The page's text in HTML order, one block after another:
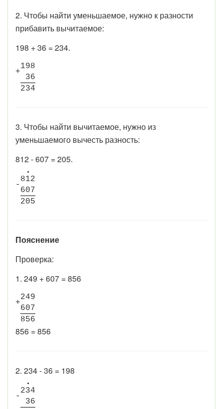
2. Чтобы найти уменьшаемое, нужно к разности
прибавить вычитаемое:
198 + 36 = 234.
+
198
36
234
3. Чтобы найти вычитаемое, нужно из
уменьшаемого вычесть разность:
812 - 607 = 205.
•
-
812
607
205
Пояснение
Проверка:
1. 249 + 607 = 856
+
249
607
856
856 = 856
2. 234 - 36 = 198
•
-
234
36